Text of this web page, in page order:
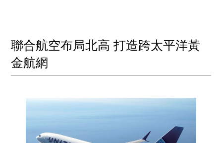
聯合航空布局北高 打造跨太平洋黃
金航網